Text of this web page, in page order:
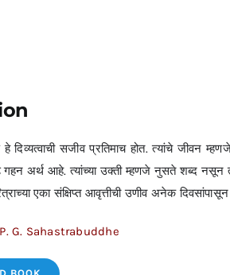
हे दिव्यत्वाची सजीव प्रतिमाच होत. त्यांचे जीवन
अर्थ आहे. त्यांच्या उक्ती म्हणजे नुसते शब्द नसून
एका संक्षिप्त आवृत्तीची उणीव अनेक
P. G. Sahastrabuddhe